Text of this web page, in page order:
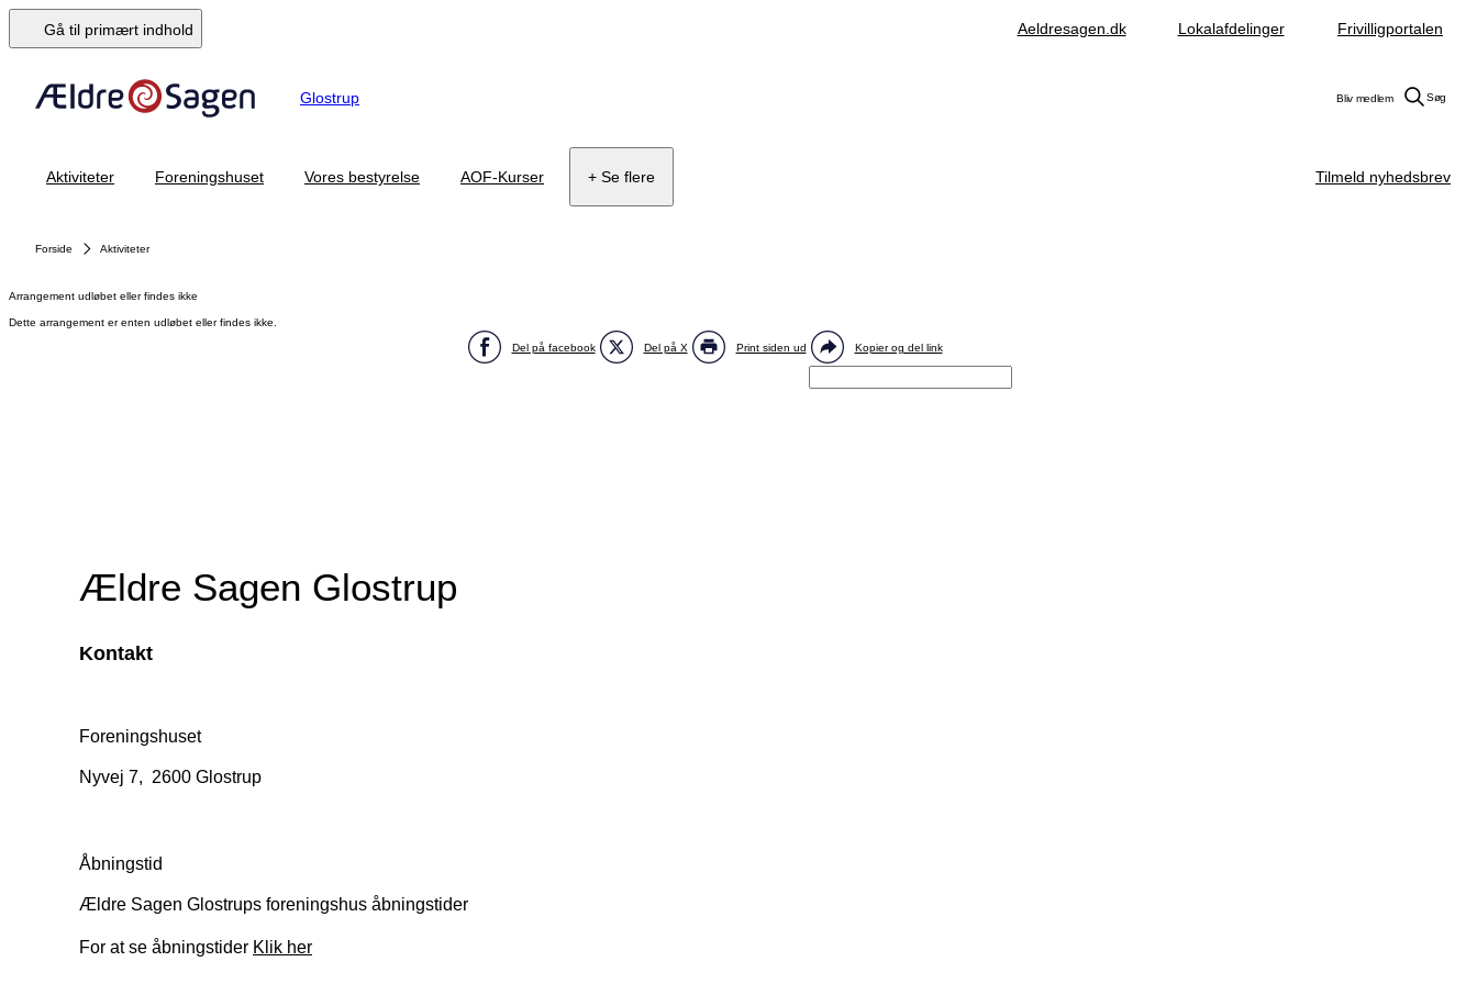
Gå til primært indhold Aeldresagen.dk Lokalafdelinger Frivilligportalen
Glostrup Bliv medlem Søg
Aktiviteter Foreningshuset Vores bestyrelse AOF-Kurser + Se flere Tilmeld nyhedsbrev
Forside Aktiviteter
Arrangement udløbet eller findes ikke
Dette arrangement er enten udløbet eller findes ikke.
Del på facebook Del på X Print siden ud Kopier og del link
Ældre Sagen Glostrup
Kontakt
Foreningshuset
Nyvej 7, 2600 Glostrup
Åbningstid
Ældre Sagen Glostrups foreningshus åbningstider
For at se åbningstider Klik her